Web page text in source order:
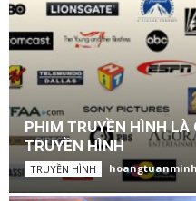
PHIM TRUYỀN HÌNH
TRUYỀN HÌNH
TRUYỀN HÌNH hoangtuanminh